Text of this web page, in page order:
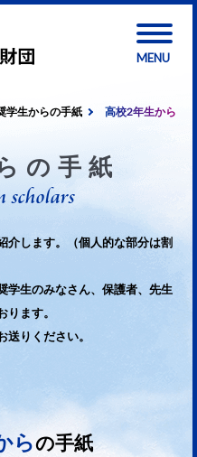
学生からの手紙 高校2年生から
の手紙
scholars
介します。（個人的な部分は割
学生のみなさん、保護者、先生
ます。
送りください。
らの手紙